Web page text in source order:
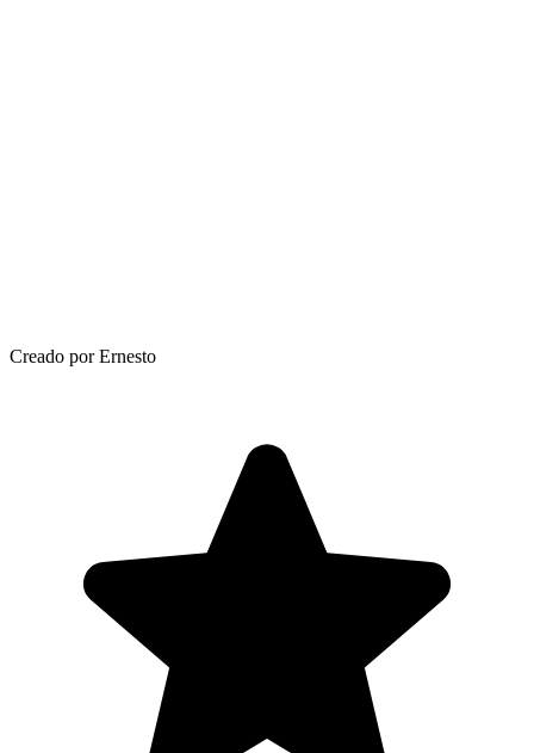
Creado por Ernesto